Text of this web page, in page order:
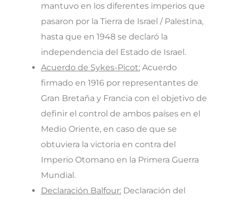
mantuvo en los diferentes imperios que
pasaron por la Tierra de Israel / Palestina,
hasta que en 1948 se declaró la
independencia del Estado de Israel.
Acuerdo de Sykes-Picot: Acuerdo
firmado en 1916 por representantes de
Gran Bretaña y Francia con el objetivo de
definir el control de ambos países en el
Medio Oriente, en caso de que se
obtuviera la victoria en contra del
Imperio Otomano en la Primera Guerra
Mundial.
Declaración Balfour: Declaración del